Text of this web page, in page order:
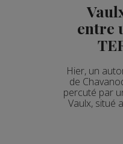
entre
Hier, un
de
percuté par
Vaulx, situé